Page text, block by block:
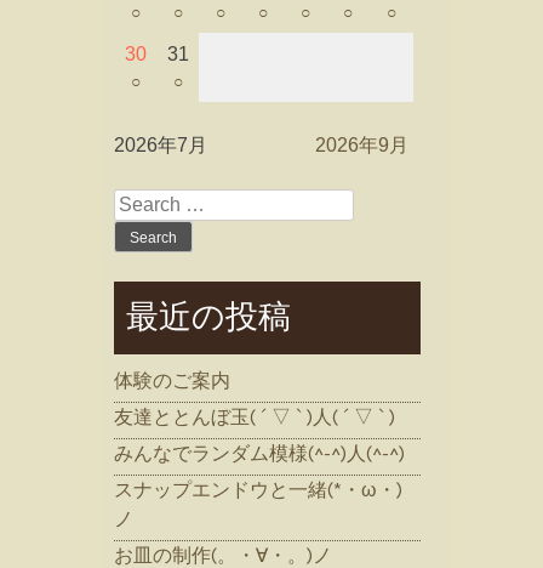
○ ○ ○ ○ ○ ○ ○
30
○
31
○
2026年7月 2026年9月
Search
for:
最近の投稿
体験のご案内
友達ととんぼ玉( ´ ▽ ` )人( ´ ▽ ` )
みんなでランダム模様(^-^)人(^-^)
スナップエンドウと一緒(*・ω・)
ノ
お皿の制作(。・∀・。)ノ